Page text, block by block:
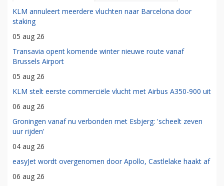
KLM annuleert meerdere vluchten naar Barcelona door
staking
05 aug 26
Transavia opent komende winter nieuwe route vanaf
Brussels Airport
05 aug 26
KLM stelt eerste commerciële vlucht met Airbus A350-900 uit
06 aug 26
Groningen vanaf nu verbonden met Esbjerg: 'scheelt zeven
uur rijden'
04 aug 26
easyJet wordt overgenomen door Apollo, Castlelake haakt af
06 aug 26